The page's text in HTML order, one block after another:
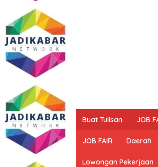
Buat Tulisan JOB
JOB FAIR Daerah
Lowongan Pekerjaan